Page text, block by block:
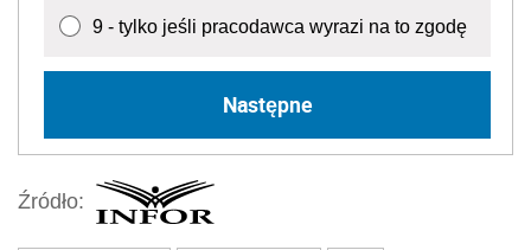
9 - tylko jeśli pracodawca wyrazi na to zgodę
Następne
Źródło: